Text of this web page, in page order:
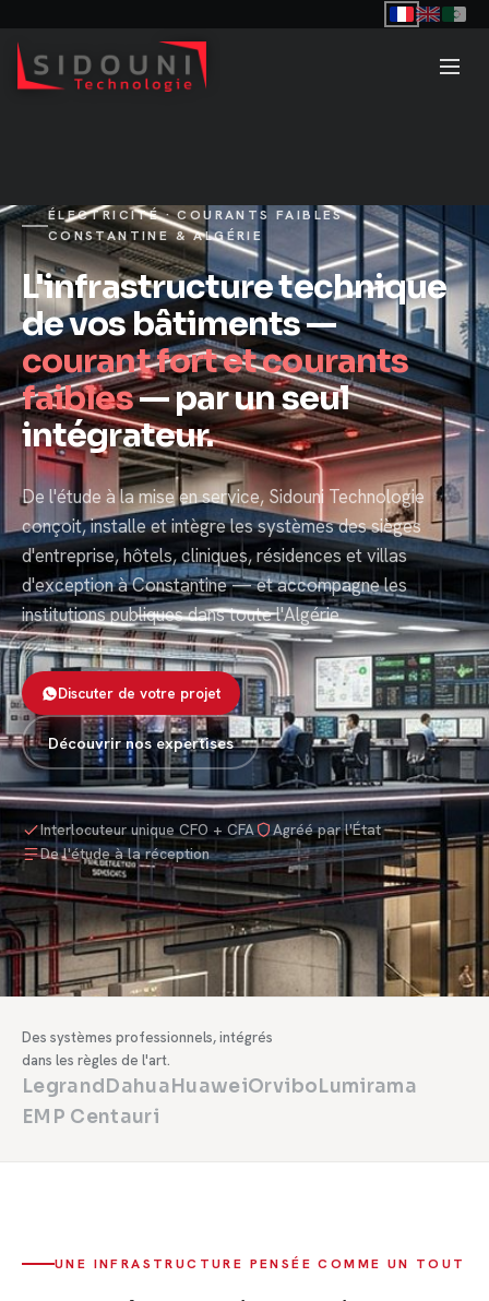
ÉLECTRICITÉ · COURANTS FAIBLES ·
CONSTANTINE & ALGÉRIE
L'infrastructure technique
de vos bâtiments —
courant fort et courants
faibles— par un seul
intégrateur.
De l'étude à la mise en service, Sidouni Technologie
conçoit, installe et intègre les systèmes des sièges
d'entreprise, hôtels, cliniques, résidences et villas
d'exception à Constantine — et accompagne les
institutions publiques dans toute l'Algérie.
Discuter de votre projet
Découvrir nos expertises
Interlocuteur unique CFO + CFA
Agréé par l'État
De l'étude à la réception
Des systèmes professionnels, intégrés
dans les règles de l'art.
Legrand Dahua HuaweiOrvibo Lumirama
EMP Centauri
UNE INFRASTRUCTURE PENSÉE COMME UN TOUT